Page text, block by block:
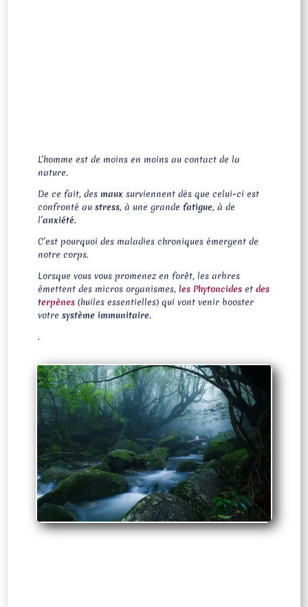
L’homme est de moins en moins au contact de la
nature.
De ce fait, des maux surviennent dès que celui-ci est
confronté au stress, à une grande fatigue, à de
l’anxiété.
C’est pourquoi des maladies chroniques émergent de
notre corps.
Lorsque vous vous promenez en forêt, les arbres
émettent des micros organismes, les Phytoncideset des
terpènes(huiles essentielles) qui vont venir booster
votre système immunitaire.
.